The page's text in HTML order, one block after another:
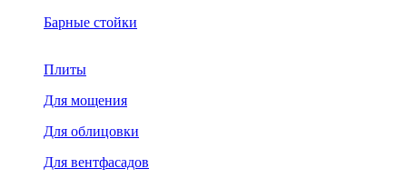
Барные стойки
Плиты
Для мощения
Для облицовки
Для вентфасадов